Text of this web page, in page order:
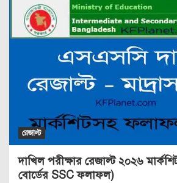
রেজাল্ট
দাখিল পরীক্ষার রেজাল্ট ২০২৬
বোর্ডের SSC ফলাফল)